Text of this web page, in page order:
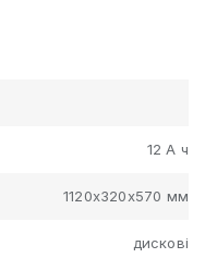
12 А ч
1120х320х570 мм
дискові